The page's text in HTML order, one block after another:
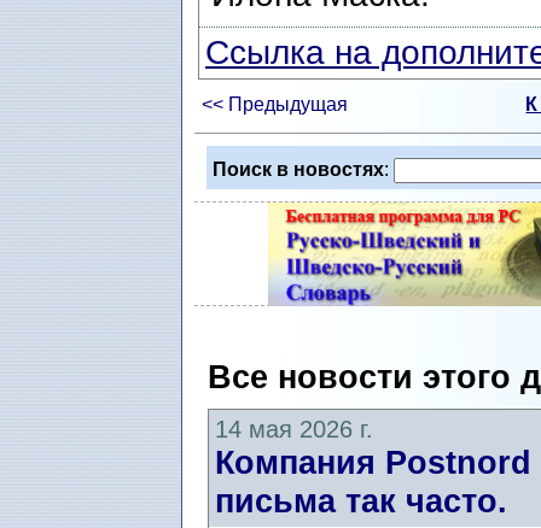
Ссылка на
<< Предыдущая
Поиск в новостях:
Все новости этого
14 мая 2026 г.
Компания Postnord
письма так часто.